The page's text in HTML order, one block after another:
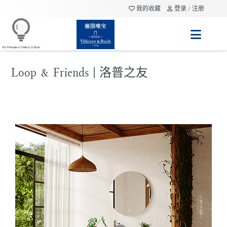
我的收藏 登录 / 注册
Loop & Friends | 洛普之友